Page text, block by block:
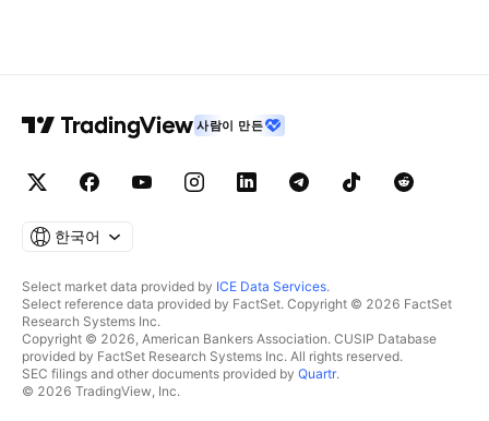
사람이 만든
한국어
Select market data provided by ICE Data Services.
Select reference data provided by FactSet. Copyright © 2026 FactSet
Research Systems Inc.
Copyright © 2026, American Bankers Association. CUSIP Database
provided by FactSet Research Systems Inc. All rights reserved.
SEC filings and other documents provided by Quartr.
© 2026 TradingView, Inc.